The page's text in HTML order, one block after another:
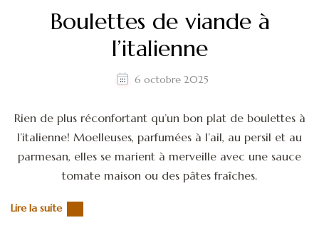
Boulettes de viande à
l’italienne
6 octobre 2025
Rien de plus réconfortant qu’un bon plat de boulettes à
l’italienne! Moelleuses, parfumées à l’ail, au persil et au
parmesan, elles se marient à merveille avec une sauce
tomate maison ou des pâtes fraîches.
Lire la suite